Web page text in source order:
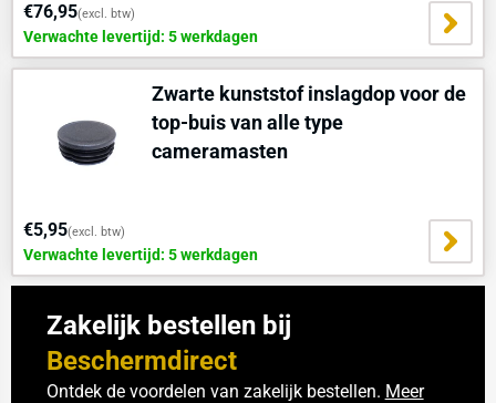
€76,95(excl. btw)
Verwachte levertijd: 5 werkdagen
Zwarte kunststof inslagdop voor de
top-buis van alle type
cameramasten
€5,95(excl. btw)
Verwachte levertijd: 5 werkdagen
Zakelijk bestellen bij
Beschermdirect
Ontdek de voordelen van zakelijk bestellen. Meer